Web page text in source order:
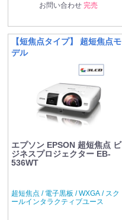
お問い合わせ 完売
【短焦点タイプ】 超短焦点モ
デル
エプソン EPSON 超短焦点 ビ
ジネスプロジェクター EB-
536WT
超短焦点 / 電子黒板 / WXGA / スク
ールインタラクティブユース